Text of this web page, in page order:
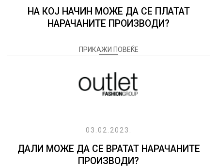
НА КОЈ НАЧИН МОЖЕ ДА СЕ ПЛАТАТ
НАРАЧАНИТЕ ПРОИЗВОДИ?
ПРИКАЖИ ПОВЕЌЕ
03.02.2023.
ДАЛИ МОЖЕ ДА СЕ ВРАТАТ НАРАЧАНИТЕ
ПРОИЗВОДИ?